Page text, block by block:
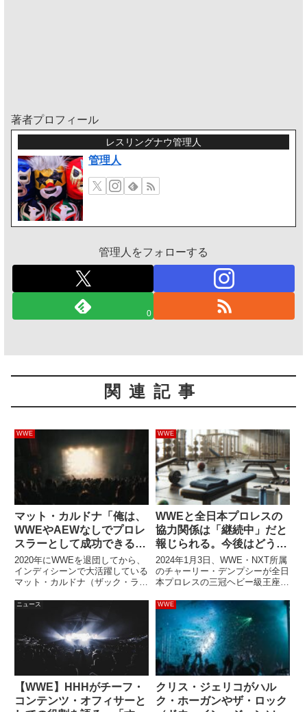
著者プロフィール
レスリングナウ管理人
管理人
管理人をフォローする
0
関連記事
WWE
マット・カルドナ「俺は、
WWEやAEWなしでプロレ
スラーとして成功できるこ
とを示したい」
2020年にWWEを退団してから、
インディシーンで大活躍している
マット・カルドナ（ザック・ライ
団体で戦っている彼ですが、度々
WWEへの復帰をほのめかすよう
な発言をしています。ジャスティ
ン・ビーバーの言葉を借りな...
WWE
WWEと全日本プロレスの
協力関係は「継続中」だと
報じられる。今後はどうな
る？
2024年1月3日、WWE・NXT所属
のチャーリー・デンプシーが全日
本プロレスの三冠ヘビー級王座に
に敗れました。WWEは日本のプ
ロレス団体との提携を模索してお
り、デンプシーの全日本参戦はそ
の足がかりだったと報じ...
ニュース
【WWE】HHHがチーフ・
コンテンツ・オフィサーと
WWE
クリス・ジェリコがハル
ク・ホーガンやザ・ロック